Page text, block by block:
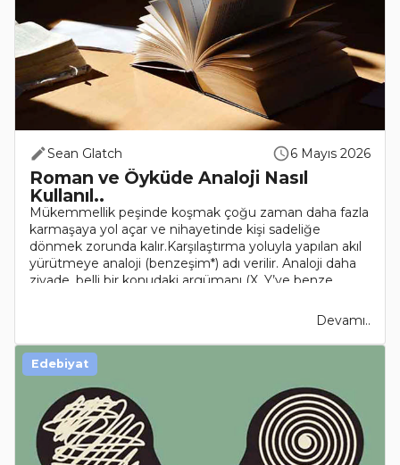
Sean Glatch 6 Mayıs 2026
Roman ve Öyküde Analoji Nasıl
Kullanıl..
Mükemmellik peşinde koşmak çoğu zaman daha fazla
karmaşaya yol açar ve nihayetinde kişi sadeliğe
dönmek zorunda kalır.Karşılaştırma yoluyla yapılan akıl
yürütmeye analoji (benzeşim*) adı verilir. Analoji daha
ziyade, belli bir konudaki argümanı (X, Y’ye benze..
Devamı..
Edebiyat